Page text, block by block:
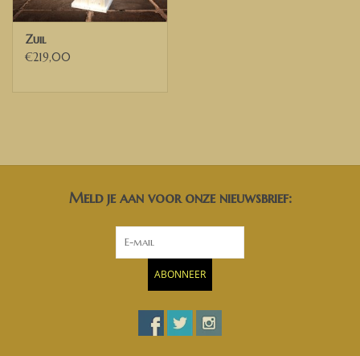
Zuil
€219,00
Meld je aan voor onze nieuwsbrief:
ABONNEER